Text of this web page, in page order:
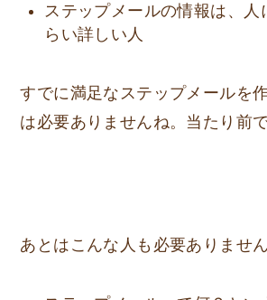
ステップメールの情報は、人
らい詳しい人
すでに満足なステップメールを
は必要ありませんね。当たり前で
あとはこんな人も必要ありません